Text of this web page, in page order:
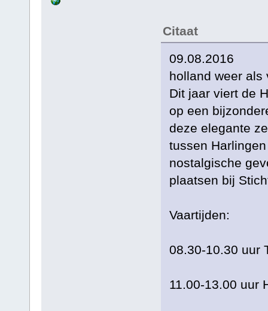
Citaat
09.08.2016
holland weer als
Dit jaar viert de
op een
deze elegante
tussen
nostalgische
plaatsen bij
Vaartijden:
08.30-10.30 uur
11.00-13.00 uur